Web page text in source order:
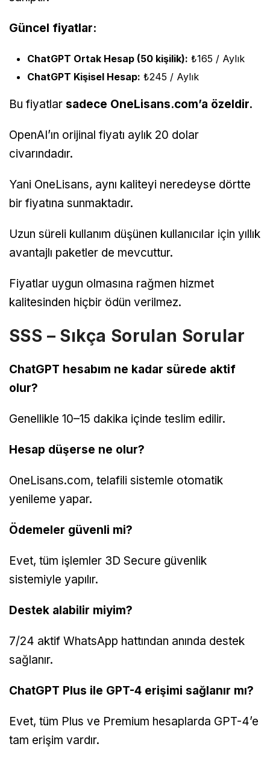
Güncel fiyatlar:
ChatGPT Ortak Hesap (50 kişilik): ₺165 / Aylık
ChatGPT Kişisel Hesap: ₺245 / Aylık
Bu fiyatlar sadece OneLisans.com’a özeldir.
OpenAI’ın orijinal fiyatı aylık 20 dolar
civarındadır.
Yani OneLisans, aynı kaliteyi neredeyse dörtte
bir fiyatına sunmaktadır.
Uzun süreli kullanım düşünen kullanıcılar için yıllık
avantajlı paketler de mevcuttur.
Fiyatlar uygun olmasına rağmen hizmet
kalitesinden hiçbir ödün verilmez.
SSS – Sıkça Sorulan Sorular
ChatGPT hesabım ne kadar sürede aktif
olur?
Genellikle 10–15 dakika içinde teslim edilir.
Hesap düşerse ne olur?
OneLisans.com, telafili sistemle otomatik
yenileme yapar.
Ödemeler güvenli mi?
Evet, tüm işlemler 3D Secure güvenlik
sistemiyle yapılır.
Destek alabilir miyim?
7/24 aktif WhatsApp hattından anında destek
sağlanır.
ChatGPT Plus ile GPT-4 erişimi sağlanır mı?
Evet, tüm Plus ve Premium hesaplarda GPT-4’e
tam erişim vardır.